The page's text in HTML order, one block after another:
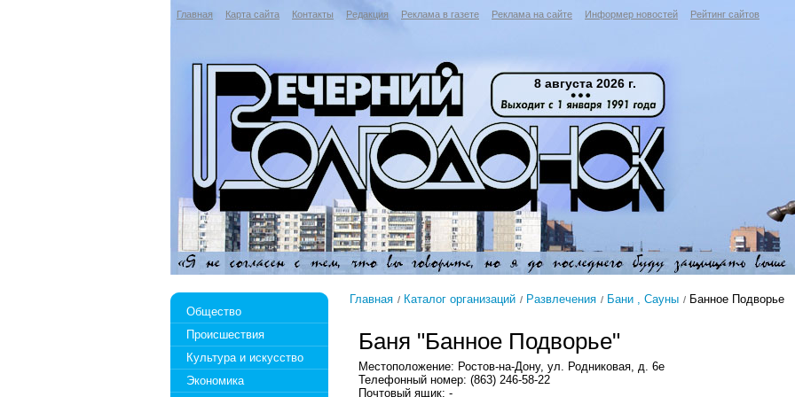
Главная Карта сайта Контакты Редакция Реклама в газете Реклама на сайте Информер новостей Рейтинг сайтов
8 августа 2026 г.
Общество
Происшествия
Культура и искусство
Экономика
Главная Каталог организаций Развлечения Бани , Сауны Банное Подворье
Баня "Банное Подворье"
Местоположение: Ростов-на-Дону, ул. Родниковая, д. 6е
Телефонный номер: (863) 246-58-22
Почтовый ящик: -